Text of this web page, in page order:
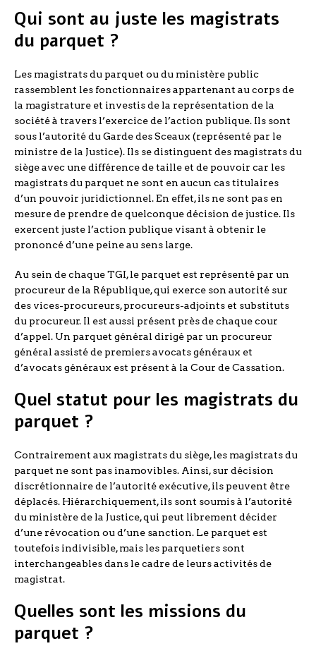
Qui sont au juste les magistrats
du parquet ?
Les magistrats du parquet ou du ministère public
rassemblent les fonctionnaires appartenant au corps de
la magistrature et investis de la représentation de la
société à travers l’exercice de l’action publique. Ils sont
sous l’autorité du Garde des Sceaux (représenté par le
ministre de la Justice). Ils se distinguent des magistrats du
siège avec une différence de taille et de pouvoir car les
magistrats du parquet ne sont en aucun cas titulaires
d’un pouvoir juridictionnel. En effet, ils ne sont pas en
mesure de prendre de quelconque décision de justice. Ils
exercent juste l’action publique visant à obtenir le
prononcé d’une peine au sens large.
Au sein de chaque TGI, le parquet est représenté par un
procureur de la République, qui exerce son autorité sur
des vices-procureurs, procureurs-adjoints et substituts
du procureur. Il est aussi présent près de chaque cour
d’appel. Un parquet général dirigé par un procureur
général assisté de premiers avocats généraux et
d’avocats généraux est présent à la Cour de Cassation.
Quel statut pour les magistrats du
parquet ?
Contrairement aux magistrats du siège, les magistrats du
parquet ne sont pas inamovibles. Ainsi, sur décision
discrétionnaire de l’autorité exécutive, ils peuvent être
déplacés. Hiérarchiquement, ils sont soumis à l’autorité
du ministère de la Justice, qui peut librement décider
d’une révocation ou d’une sanction. Le parquet est
toutefois indivisible, mais les parquetiers sont
interchangeables dans le cadre de leurs activités de
magistrat.
Quelles sont les missions du
parquet ?